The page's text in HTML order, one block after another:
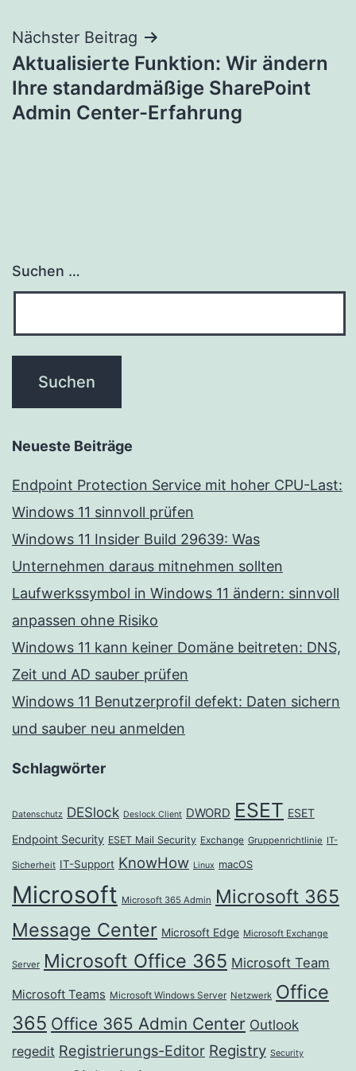
Nächster Beitrag
Aktualisierte Funktion: Wir ändern
Ihre standardmäßige SharePoint
Admin Center-Erfahrung
Suchen …
Neueste Beiträge
Endpoint Protection Service mit hoher CPU-Last:
Windows 11 sinnvoll prüfen
Windows 11 Insider Build 29639: Was
Unternehmen daraus mitnehmen sollten
Laufwerkssymbol in Windows 11 ändern: sinnvoll
anpassen ohne Risiko
Windows 11 kann keiner Domäne beitreten: DNS,
Zeit und AD sauber prüfen
Windows 11 Benutzerprofil defekt: Daten sichern
und sauber neu anmelden
Schlagwörter
Datenschutz DESlock Deslock Client DWORD ESET ESET
Endpoint Security ESET Mail Security Exchange Gruppenrichtlinie IT-
Sicherheit IT-Support KnowHow Linux macOS
Microsoft Microsoft 365 Admin Microsoft 365
Message Center Microsoft Edge Microsoft Exchange
Server Microsoft Office 365 Microsoft Team
Microsoft Teams Microsoft Windows Server Netzwerk Office
365 Office 365 Admin Center Outlook
regedit Registrierungs-Editor Registry Security